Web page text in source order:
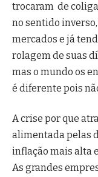
trocaram de
no sentido
mercados e já
rolagem de suas
mas o mundo os
é diferente pois
A crise por que
alimentada pelas
inflação mais alta
As grandes